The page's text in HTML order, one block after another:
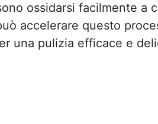
ossidarsi facilmente a
accelerare questo
una pulizia efficace e